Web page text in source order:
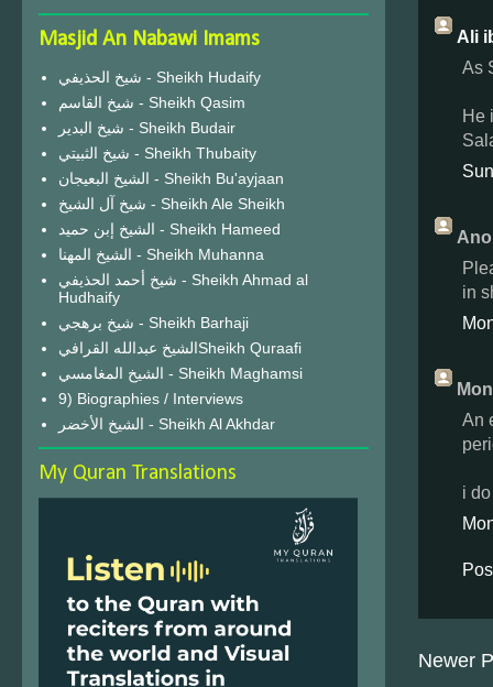
Ali
As
He
in
An
i
Newer
Masjid An Nabawi Imams
شيخ الحذيفي - Sheikh Hudaify
شيخ القاسم - Sheikh Qasim
شيخ البدير - Sheikh Budair
شيخ الثبيتي - Sheikh Thubaity
الشيخ البعيجان - Sheikh Bu'ayjaan
شيخ آل الشيخ - Sheikh Ale Sheikh
الشيخ إبن حميد - Sheikh Hameed
الشيخ المهنا - Sheikh Muhanna
شيخ أحمد الحذيفي - Sheikh Ahmad al
Hudhaify
شيخ برهجي - Sheikh Barhaji
الشيخ عبدالله القرافيSheikh Quraafi
الشيخ المغامسي - Sheikh Maghamsi
9) Biographies / Interviews
الشيخ الأخضر - Sheikh Al Akhdar
My Quran Translations